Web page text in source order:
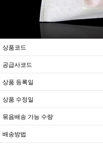
상품코드
공급사코드
상품 등록일
상품 수정일
묶음배송 가능 수량
배송방법